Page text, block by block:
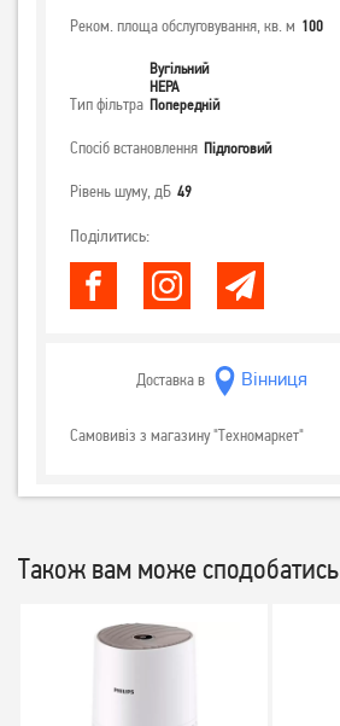
Реком. площа обслуговування, кв. м 100
Тип фільтра
Вугільний
НЕРА
Попередній
Спосіб встановлення Підлоговий
Рівень шуму, дБ 49
Поділитись:
Доставка в
Самовивіз з магазину "Техномаркет"
Також вам може сподобатись